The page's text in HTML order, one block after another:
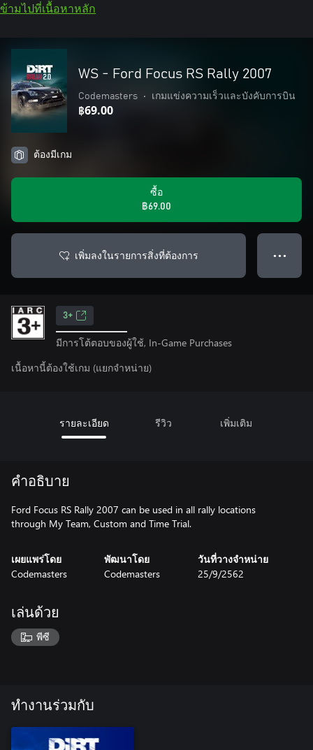
ข้ามไปที่เนื้อหาหลัก
WS - Ford Focus RS Rally 2007
Codemasters • เกมแข่งความเร็วและบังคับการบิน
฿69.00
ต้องมีเกม
ซื้อ
฿69.00
เพิ่มลงในรายการสิ่งที่ต้องการ ● ● ●
3+
มีการโต้ตอบของผู้ใช้, In-Game Purchases
เนื้อหานี้ต้องใช้เกม (แยกจำหน่าย)
รายละเอียด รีวิว เพิ่มเติม
คำอธิบาย
Ford Focus RS Rally 2007 can be used in all rally locations
through My Team, Custom and Time Trial.
เผยแพร่โดย
Codemasters
พัฒนาโดย
Codemasters
วันที่วางจำหน่าย
25/9/2562
เล่นด้วย
พีซี
ทำงานร่วมกับ